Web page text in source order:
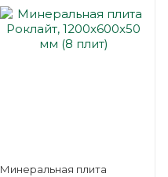
Минеральная плита